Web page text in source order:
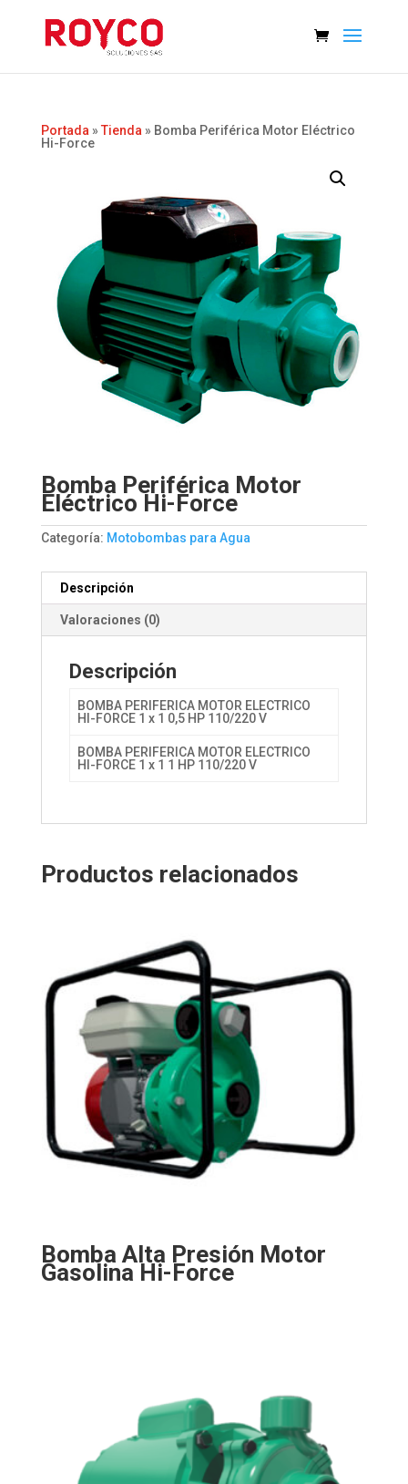
Portada » Tienda » Bomba Periférica Motor Eléctrico
Hi-Force
Bomba Periférica Motor
Eléctrico Hi-Force
Categoría: Motobombas para Agua
Descripción
Valoraciones (0)
Descripción
BOMBA PERIFERICA MOTOR ELECTRICO
HI-FORCE 1 x 1 0,5 HP 110/220 V
BOMBA PERIFERICA MOTOR ELECTRICO
HI-FORCE 1 x 1 1 HP 110/220 V
Productos relacionados
Bomba Alta Presión Motor
Gasolina Hi-Force